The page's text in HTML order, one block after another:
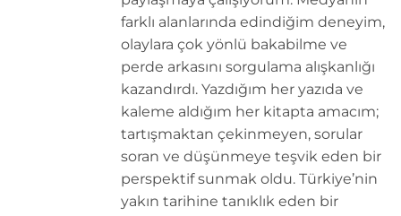
farklı alanlarında edindiğim deneyim,
olaylara çok yönlü bakabilme ve
perde arkasını sorgulama alışkanlığı
kazandırdı. Yazdığım her yazıda ve
kaleme aldığım her kitapta amacım;
tartışmaktan çekinmeyen, sorular
soran ve düşünmeye teşvik eden bir
perspektif sunmak oldu. Türkiye’nin
yakın tarihine tanıklık eden bir